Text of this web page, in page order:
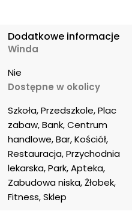
Dodatkowe informacje
Winda
Nie
Dostępne w okolicy
Szkoła, Przedszkole, Plac
zabaw, Bank, Centrum
handlowe, Bar, Kościół,
Restauracja, Przychodnia
lekarska, Park, Apteka,
Zabudowa niska, Żłobek,
Fitness, Sklep